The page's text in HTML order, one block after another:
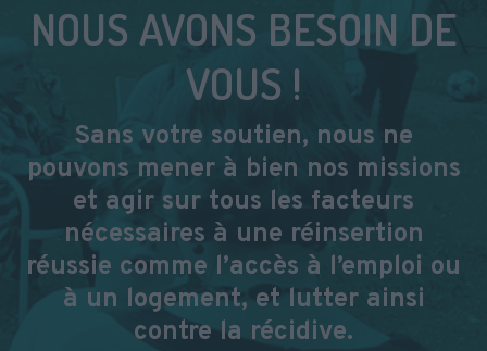
NOUS AVONS BESOIN DE
VOUS !
Sans votre soutien, nous ne
pouvons mener à bien nos missions
et agir sur tous les facteurs
nécessaires à une réinsertion
réussie comme l’accès à l’emploi ou
à un logement, et lutter ainsi
contre la récidive.